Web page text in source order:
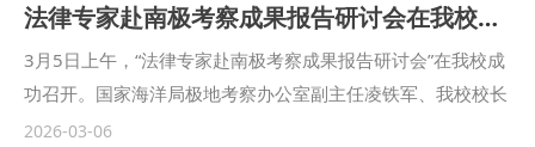
法律专家赴南极考察成果报告研讨会在我校成功举行
3月5日上午，“法律专家赴南极考察成果报告研讨会”在我校成
功召开。国家海洋局极地考察办公室副主任凌铁军、我校校长
范九利出席会议，国际法学院（国际仲裁学院）院长张超汉主
2026-03-06